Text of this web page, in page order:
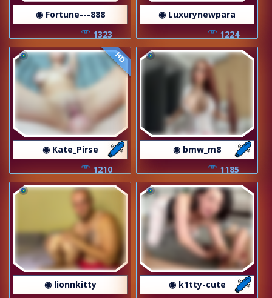
◉ Fortune---888
1323
◉ Luxurynewpara
1224
HD
◉ Kate_Pirse
1210
◉ bmw_m8
1185
◉ lionnkitty
◉ k1tty-cute